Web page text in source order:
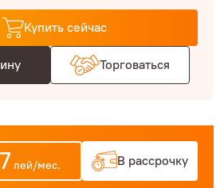
Купить сейчас
Торговаться
лей/мес. В рассрочку